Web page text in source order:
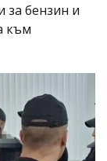
за бензин и
към